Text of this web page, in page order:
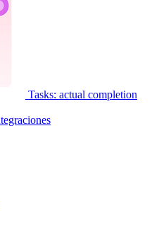
Tasks: actual completion